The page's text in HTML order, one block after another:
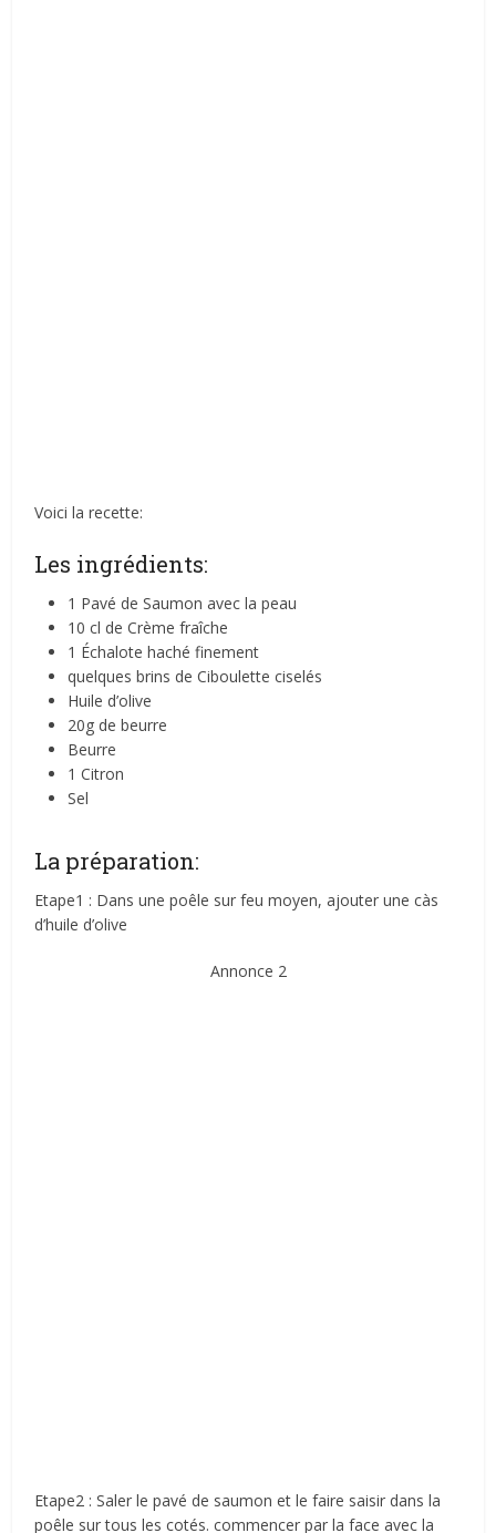
Voici la recette:
Les ingrédients:
1 Pavé de Saumon avec la peau
10 cl de Crème fraîche
1 Échalote haché finement
quelques brins de Ciboulette ciselés
Huile d’olive
20g de beurre
Beurre
1 Citron
Sel
La préparation:
Etape1 : Dans une poêle sur feu moyen, ajouter une càs
d’huile d’olive
Annonce 2
Etape2 : Saler le pavé de saumon et le faire saisir dans la
poêle sur tous les cotés. commencer par la face avec la